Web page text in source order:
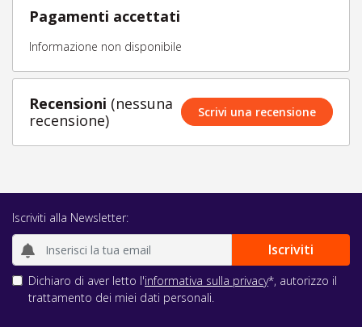
Pagamenti accettati
Informazione non disponibile
Recensioni (nessuna
recensione)
Scrivi una recensione
Iscriviti alla Newsletter:
Dichiaro di aver letto l'informativa sulla privacy*, autorizzo il
trattamento dei miei dati personali.